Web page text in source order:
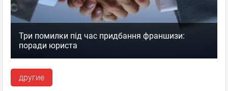
Три помилки під час придбання франшизи:
поради юриста
другие